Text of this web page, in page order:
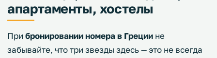
апартаменты, хостелы
При бронировании номера в Греции не
забывайте, что три звезды здесь — это не всегда